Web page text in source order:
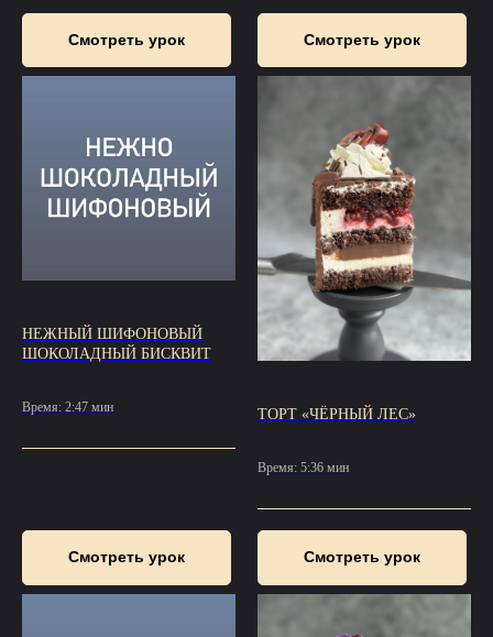
Смотреть урок Смотреть урок
НЕЖНЫЙ ШИФОНОВЫЙ
ШОКОЛАДНЫЙ БИСКВИТ
Время: 2:47 мин
Смотреть урок
ТОРТ «ЧЁРНЫЙ ЛЕС»
Время: 5:36 мин
Смотреть урок